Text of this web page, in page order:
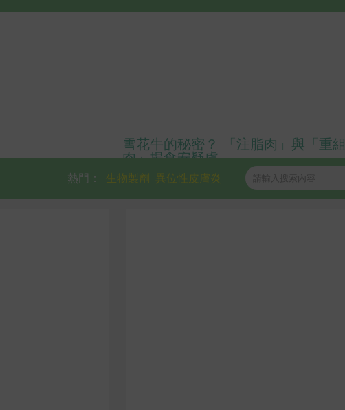
雪花牛的秘密？ 「注脂肉」與「重
肉」揭食安疑慮
異位性皮膚炎
生物製劑
熱門：